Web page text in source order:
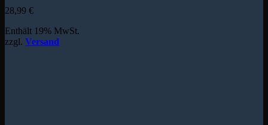
28,99 €
Enthält 19% MwSt.
zzgl. Versand